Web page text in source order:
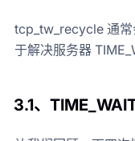
tcp_tw_recycle 通常
于解决服务器
3.1、